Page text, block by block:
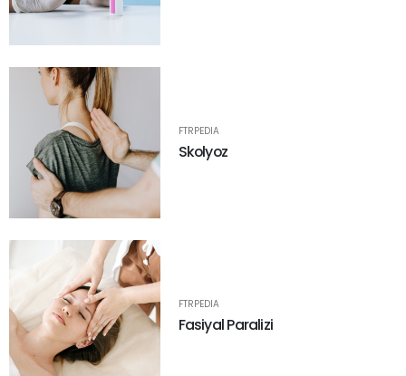
FTRPEDIA
Skolyoz
FTRPEDIA
Fasiyal Paralizi